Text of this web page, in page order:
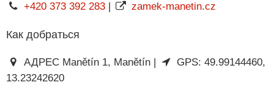
+420 373 392 283| zamek-manetin.cz
Как добраться
АДРЕС Manětín 1, Manětín |
GPS: 49.99144460,
13.23242620